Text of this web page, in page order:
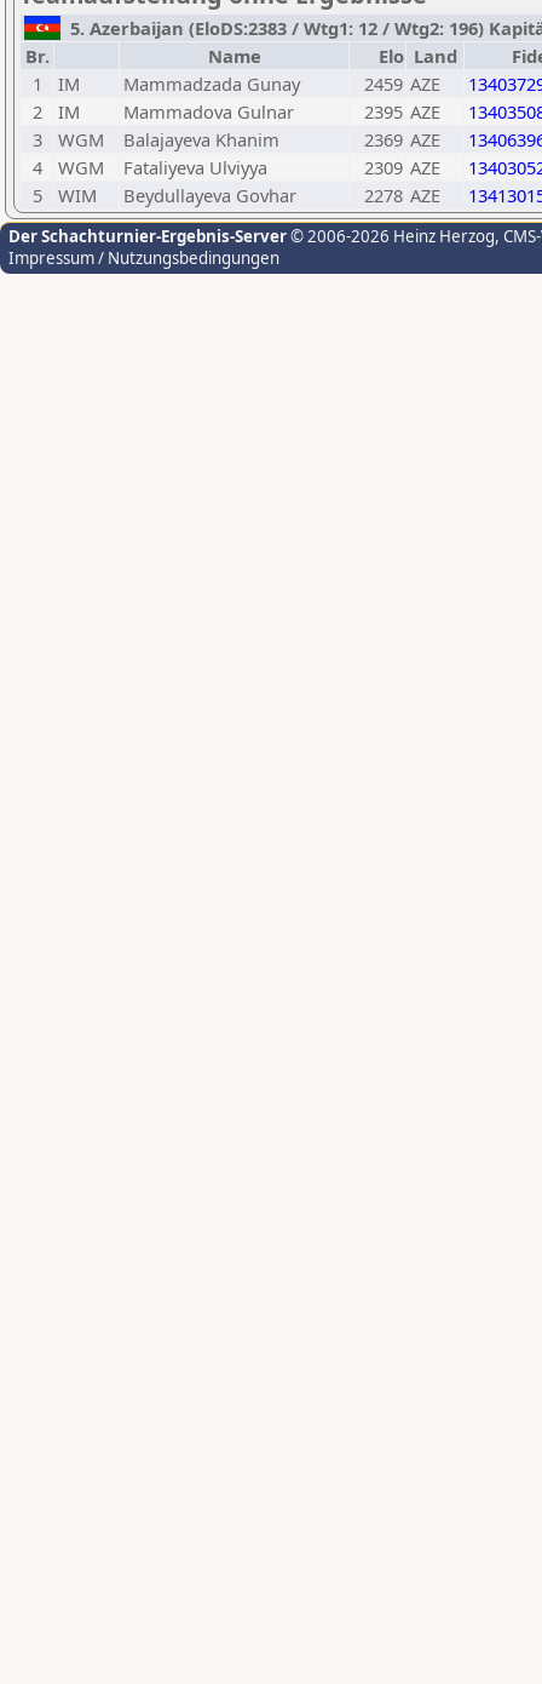
5. Azerbaijan (EloDS:2383 / Wtg1: 12 / Wtg2: 196)
Br.
Name Elo Land
1
IM Mammadzada Gunay 2459 AZE
2
IM Mammadova Gulnar 2395 AZE
3
WGM Balajayeva Khanim 2369 AZE
4
WGM Fataliyeva Ulviyya 2309 AZE
5
WIM Beydullayeva Govhar 2278 AZE
Der Schachturnier-Ergebnis-Server© 2006-2026 Heinz Herzog,
Impressum / Nutzungsbedingungen